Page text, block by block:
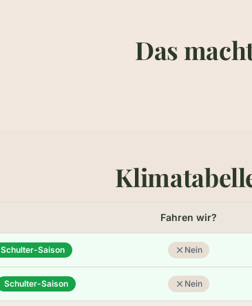
Das
Aufstiegszeit
Fahren wir?
Schulter-Saison Nein
Schulter-Saison Nein